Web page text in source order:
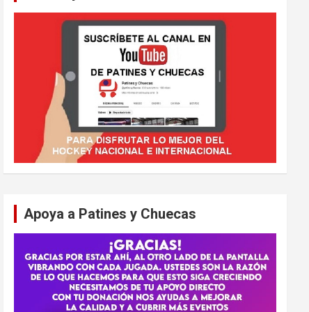
Apoya a Patines y Chuecas